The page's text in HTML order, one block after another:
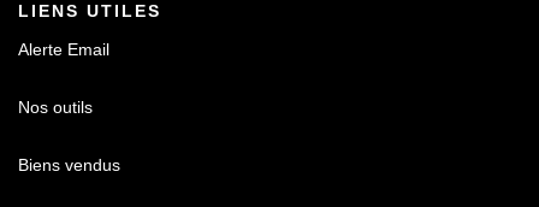
LIENS UTILES
Alerte Email
Nos outils
Biens vendus